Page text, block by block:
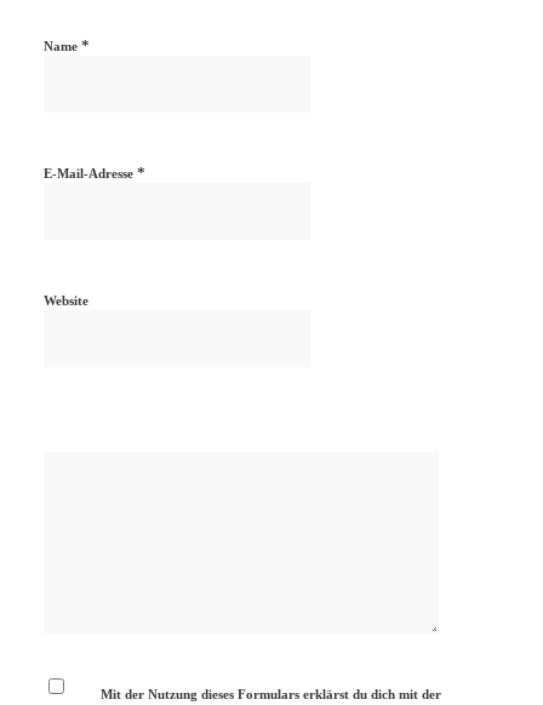
Name *
E-Mail-Adresse *
Website
Mit der Nutzung dieses Formulars erklärst du dich mit der